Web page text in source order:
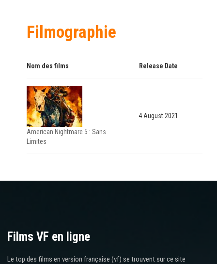
Filmographie
Nom des films Release Date
American Nightmare 5 : Sans
Limites
4 August 2021
Films VF en ligne
Le top des films en version française (vf) se trouvent sur ce site